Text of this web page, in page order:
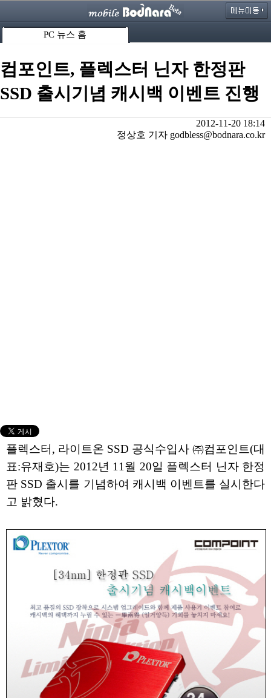
PC 뉴스 홈
컴포인트, 플렉스터 닌자 한정판
SSD 출시기념 캐시백 이벤트 진행
2012-11-20 18:14
정상호 기자 godbless@bodnara.co.kr
플렉스터, 라이트온 SSD 공식수입사 ㈜컴포인트(대
표:유재호)는 2012년 11월 20일 플렉스터 닌자 한정
판 SSD 출시를 기념하여 캐시백 이벤트를 실시한다
고 밝혔다.